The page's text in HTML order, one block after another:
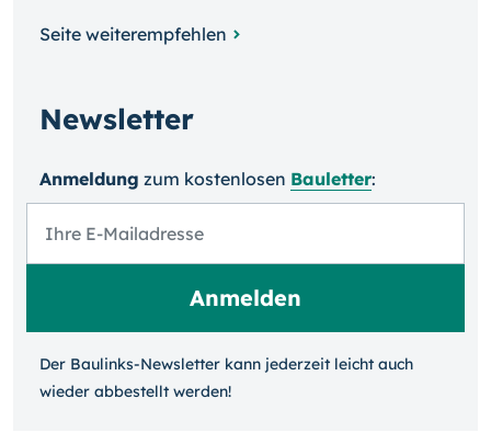
Seite weiterempfehlen
Newsletter
Anmeldung zum kosten­losen Bauletter:
Der Baulinks-Newsletter kann jeder­zeit leicht auch
wieder ab­bestellt werden!